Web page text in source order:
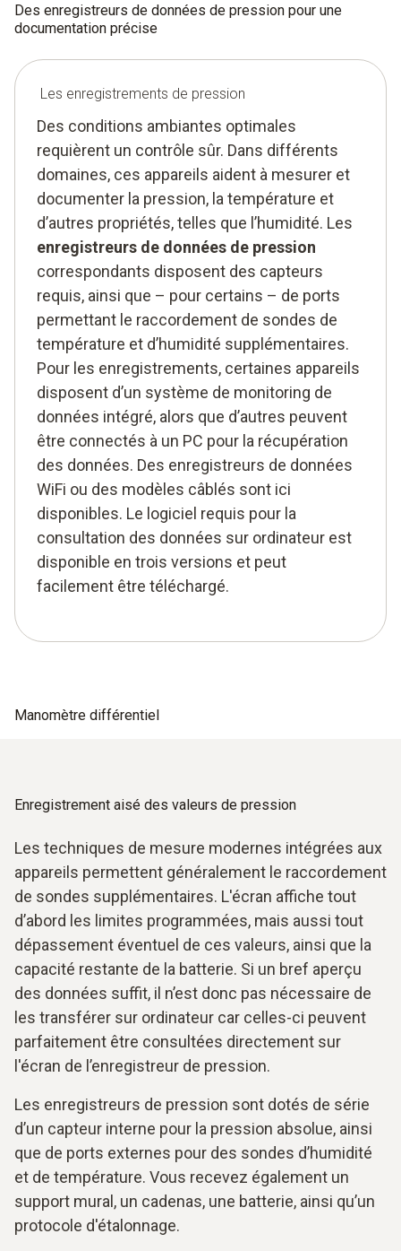
Des enregistreurs de données de pression pour une
documentation précise
Les enregistrements de pression
Des conditions ambiantes optimales
requièrent un contrôle sûr. Dans différents
domaines, ces appareils aident à mesurer et
documenter la pression, la température et
d’autres propriétés, telles que l’humidité. Les
enregistreurs de données de pression
correspondants disposent des capteurs
requis, ainsi que – pour certains – de ports
permettant le raccordement de sondes de
température et d’humidité supplémentaires.
Pour les enregistrements, certaines appareils
disposent d’un système de monitoring de
données intégré, alors que d’autres peuvent
être connectés à un PC pour la récupération
des données. Des enregistreurs de données
WiFi ou des modèles câblés sont ici
disponibles. Le logiciel requis pour la
consultation des données sur ordinateur est
disponible en trois versions et peut
facilement être téléchargé.
Manomètre différentiel
Enregistrement aisé des valeurs de pression
Les techniques de mesure modernes intégrées aux
appareils permettent généralement le raccordement
de sondes supplémentaires. L'écran affiche tout
d’abord les limites programmées, mais aussi tout
dépassement éventuel de ces valeurs, ainsi que la
capacité restante de la batterie. Si un bref aperçu
des données suffit, il n’est donc pas nécessaire de
les transférer sur ordinateur car celles-ci peuvent
parfaitement être consultées directement sur
l'écran de l’enregistreur de pression.
Les enregistreurs de pression sont dotés de série
d’un capteur interne pour la pression absolue, ainsi
que de ports externes pour des sondes d’humidité
et de température. Vous recevez également un
support mural, un cadenas, une batterie, ainsi qu’un
protocole d'étalonnage.